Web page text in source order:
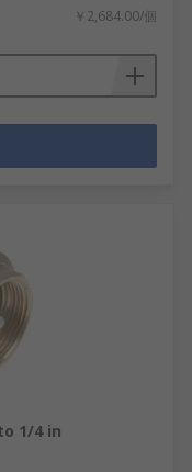
￥2,684.00/個
1/4 in